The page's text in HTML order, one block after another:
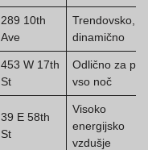
289 10th
Ave
Trendovsko,
dinamično
453 W 17th
St
Odlično za
vso noč
39 E 58th
St
Visoko
energijsko
vzdušje